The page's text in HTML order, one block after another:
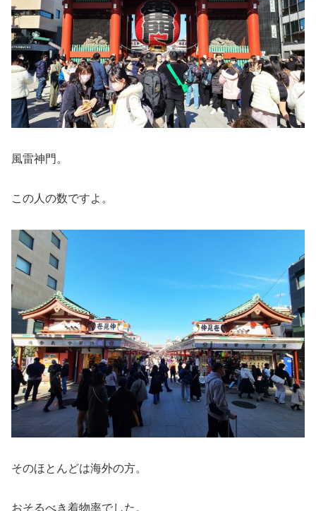
風雷神門。
この人の数ですよ。
そのほとんどは海外の方。
おそるべき着物率でした。